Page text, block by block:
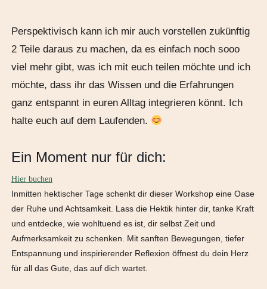
Perspektivisch kann ich mir auch vorstellen zukünftig
2 Teile daraus zu machen, da es einfach noch sooo
viel mehr gibt, was ich mit euch teilen möchte und ich
möchte, dass ihr das Wissen und die Erfahrungen
ganz entspannt in euren Alltag integrieren könnt. Ich
halte euch auf dem Laufenden.
Ein Moment nur für dich:
Hier buchen
Inmitten hektischer Tage schenkt dir dieser Workshop eine Oase
der Ruhe und Achtsamkeit. Lass die Hektik hinter dir, tanke Kraft
und entdecke, wie wohltuend es ist, dir selbst Zeit und
Aufmerksamkeit zu schenken. Mit sanften Bewegungen, tiefer
Entspannung und inspirierender Reflexion öffnest du dein Herz
für all das Gute, das auf dich wartet.